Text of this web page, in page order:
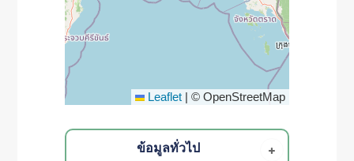
Leaflet © OpenStreetMap
ข้อมูลทั่วไป